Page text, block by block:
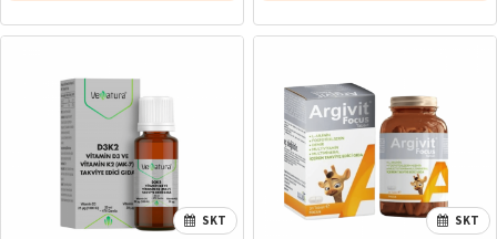
SKT SKT